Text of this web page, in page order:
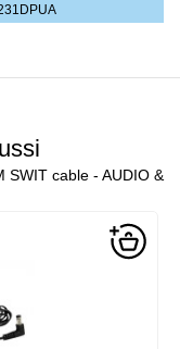
SWIT cable - AUDIO &